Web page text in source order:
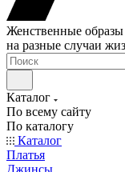
Женственные образы
на разные случаи
Каталог
По всему сайту
По каталогу
Каталог
Платья
Джинсы